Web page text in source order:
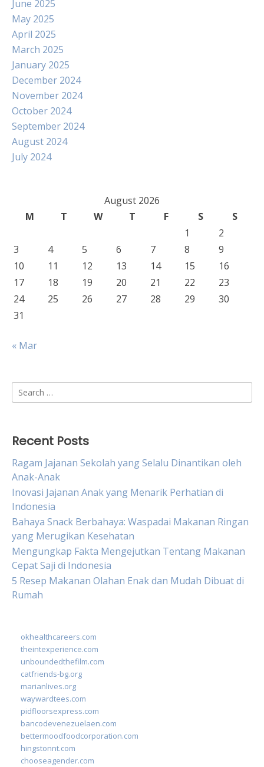
June 2025
May 2025
April 2025
March 2025
January 2025
December 2024
November 2024
October 2024
September 2024
August 2024
July 2024
August 2026
M
T W T F S
S
1
2
3
4 5 6 7 8
9
10
11 12 13 14 15
16
17
18 19 20 21 22
23
24
25 26 27 28 29
30
31
« Mar
Search
for:
Recent Posts
Ragam Jajanan Sekolah yang Selalu Dinantikan oleh
Anak-Anak
Inovasi Jajanan Anak yang Menarik Perhatian di
Indonesia
Bahaya Snack Berbahaya: Waspadai Makanan Ringan
yang Merugikan Kesehatan
Mengungkap Fakta Mengejutkan Tentang Makanan
Cepat Saji di Indonesia
5 Resep Makanan Olahan Enak dan Mudah Dibuat di
Rumah
okhealthcareers.com
theintexperience.com
unboundedthefilm.com
catfriends-bg.org
marianlives.org
waywardtees.com
pidfloorsexpress.com
bancodevenezuelaen.com
bettermoodfoodcorporation.com
hingstonnt.com
chooseagender.com